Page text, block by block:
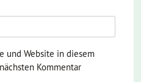
und Website in diesem
Kommentar